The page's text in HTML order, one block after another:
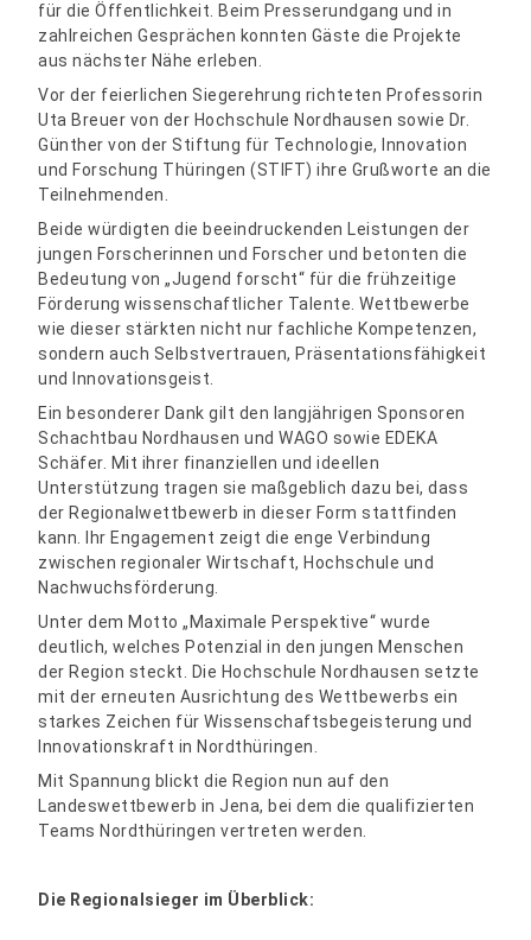
für die Öffentlichkeit. Beim Presserundgang und in
zahlreichen Gesprächen konnten Gäste die Projekte
aus nächster Nähe erleben.
Vor der feierlichen Siegerehrung richteten Professorin
Uta Breuer von der Hochschule Nordhausen sowie Dr.
Günther von der Stiftung für Technologie, Innovation
und Forschung Thüringen (STIFT) ihre Grußworte an die
Teilnehmenden.
Beide würdigten die beeindruckenden Leistungen der
jungen Forscherinnen und Forscher und betonten die
Bedeutung von „Jugend forscht“ für die frühzeitige
Förderung wissenschaftlicher Talente. Wettbewerbe
wie dieser stärkten nicht nur fachliche Kompetenzen,
sondern auch Selbstvertrauen, Präsentationsfähigkeit
und Innovationsgeist.
Ein besonderer Dank gilt den langjährigen Sponsoren
Schachtbau Nordhausen und WAGO sowie EDEKA
Schäfer. Mit ihrer finanziellen und ideellen
Unterstützung tragen sie maßgeblich dazu bei, dass
der Regionalwettbewerb in dieser Form stattfinden
kann. Ihr Engagement zeigt die enge Verbindung
zwischen regionaler Wirtschaft, Hochschule und
Nachwuchsförderung.
Unter dem Motto „Maximale Perspektive“ wurde
deutlich, welches Potenzial in den jungen Menschen
der Region steckt. Die Hochschule Nordhausen setzte
mit der erneuten Ausrichtung des Wettbewerbs ein
starkes Zeichen für Wissenschaftsbegeisterung und
Innovationskraft in Nordthüringen.
Mit Spannung blickt die Region nun auf den
Landeswettbewerb in Jena, bei dem die qualifizierten
Teams Nordthüringen vertreten werden.
Die Regionalsieger im Überblick: